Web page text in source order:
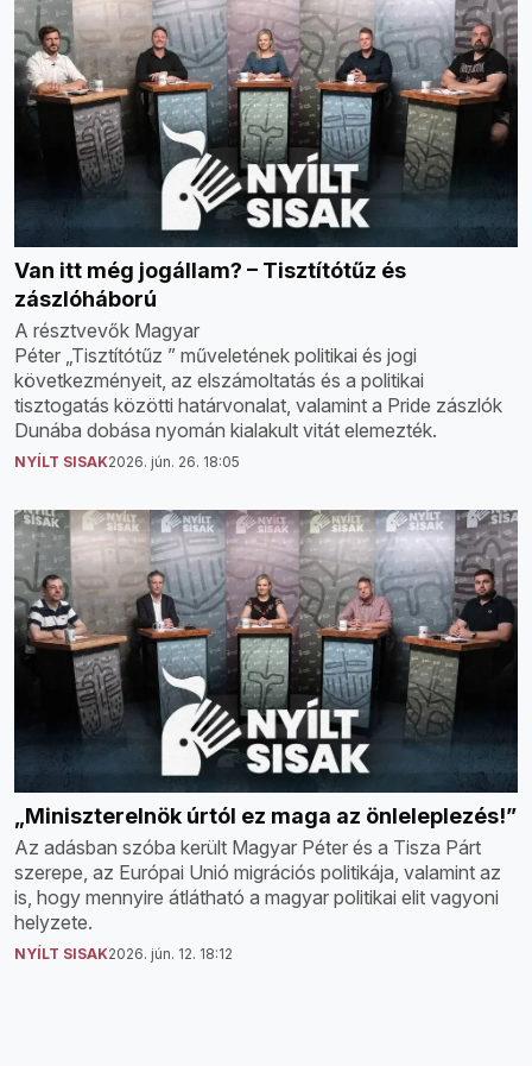
Van itt még jogállam? – Tisztítótűz és
zászlóháború
A résztvevők Magyar
Péter „Tisztítótűz ” műveletének politikai és jogi
következményeit, az elszámoltatás és a politikai
tisztogatás közötti határvonalat, valamint a Pride zászlók
Dunába dobása nyomán kialakult vitát elemezték.
NYÍLT SISAK2026. jún. 26. 18:05
„Miniszterelnök úrtól ez maga az önleleplezés!”
Az adásban szóba került Magyar Péter és a Tisza Párt
szerepe, az Európai Unió migrációs politikája, valamint az
is, hogy mennyire átlátható a magyar politikai elit vagyoni
helyzete.
NYÍLT SISAK2026. jún. 12. 18:12